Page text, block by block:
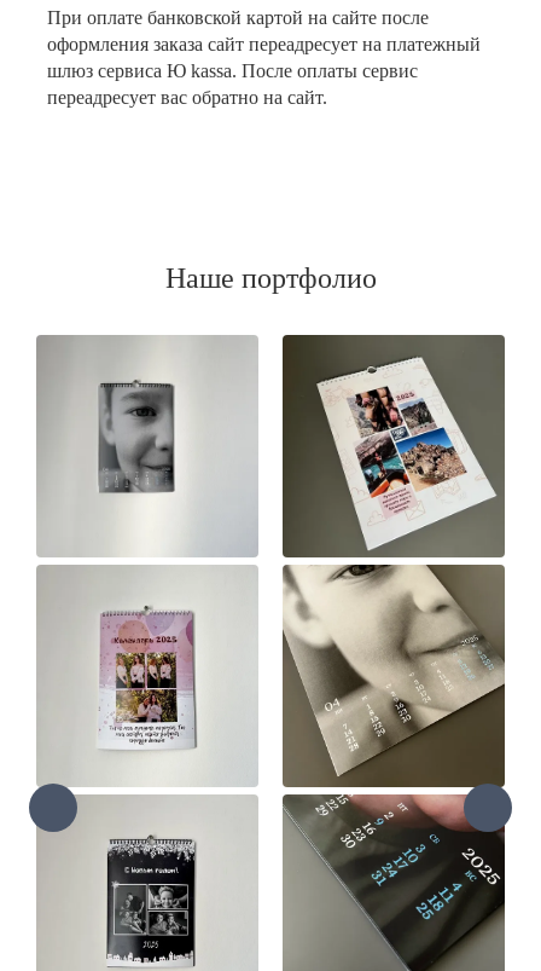
При оплате банковской картой на сайте после
оформления заказа сайт переадресует на платежный
шлюз сервиса Ю kassa. После оплаты сервис
переадресует вас обратно на сайт.
Наше портфолио